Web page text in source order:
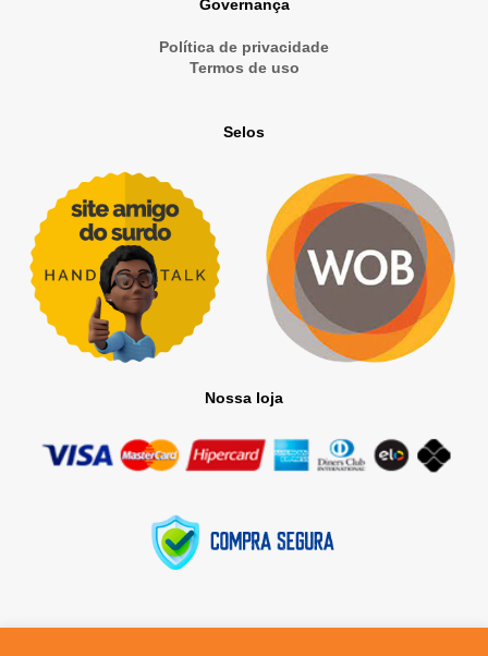
Governança
Política de privacidade
Termos de uso
Selos
Nossa loja